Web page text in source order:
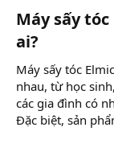
Máy sấy
ai?​
Máy sấy tóc
nhau, từ học
các gia đình có
Đặc biệt, sản